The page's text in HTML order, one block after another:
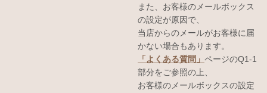
また、お客様のメールボックス
の設定が原因で、
当店からのメールがお客様に届
かない場合もあります。
「よくある質問」 ページのQ1-1
部分をご参照の上、
お客様のメールボックスの設定